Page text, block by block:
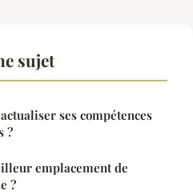
sujet
ses compétences
?
emplacement de
?